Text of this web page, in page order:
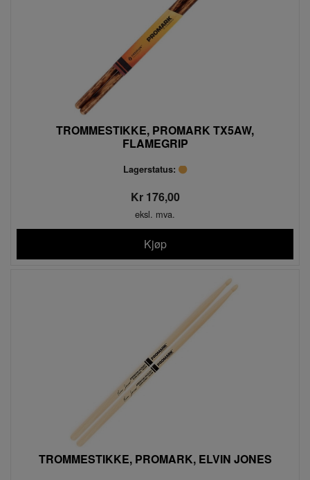
TROMMESTIKKE, PROMARK TX5AW,
FLAMEGRIP
Lagerstatus:
Kr 176,00
eksl. mva.
Kjøp
TROMMESTIKKE, PROMARK, ELVIN JONES